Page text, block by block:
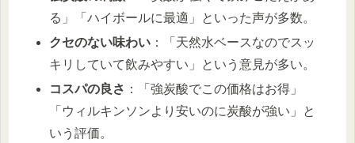
る」「ハイボールに最適」といった声が多数。
クセのない味わい ：「天然水ベースなのでスッ
キリしていて飲みやすい」という意見が多い。
コスパの良さ ：「強炭酸でこの価格はお得」
「ウィルキンソンより安いのに炭酸が強い」と
いう評価。